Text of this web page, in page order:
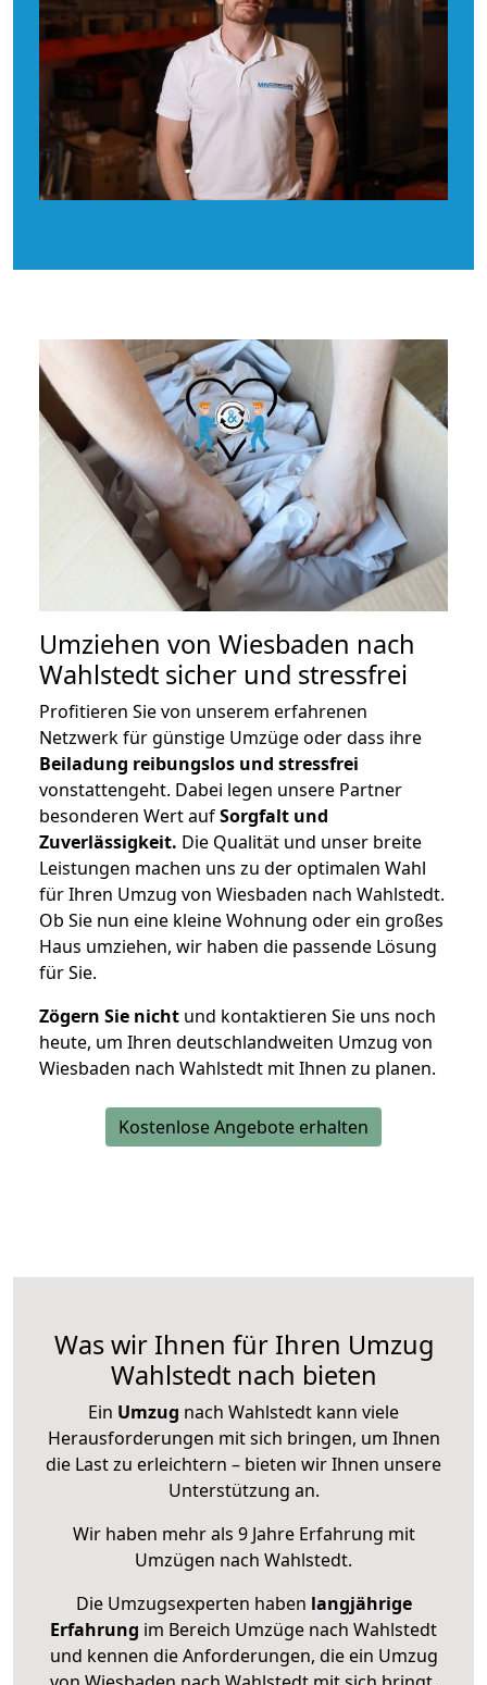
Umziehen von Wiesbaden nach
Wahlstedt sicher und stressfrei
Profitieren Sie von unserem erfahrenen
Netzwerk für günstige Umzüge oder dass ihre
Beiladung reibungslos und stressfrei
vonstattengeht. Dabei legen unsere Partner
besonderen Wert aufSorgfalt und
Zuverlässigkeit. Die Qualität und unser breite
Leistungen machen uns zu der optimalen Wahl
für Ihren Umzug von Wiesbaden nach Wahlstedt.
Ob Sie nun eine kleine Wohnung oder ein großes
Haus umziehen, wir haben die passende Lösung
für Sie.
Zögern Sie nicht und kontaktieren Sie uns noch
heute, um Ihren deutschlandweiten Umzug von
Wiesbaden nach Wahlstedt mit Ihnen zu planen.
Kostenlose Angebote erhalten
Was wir Ihnen für Ihren Umzug
Wahlstedt nach bieten
Ein Umzug nach Wahlstedt kann viele
Herausforderungen mit sich bringen, um Ihnen
die Last zu erleichtern – bieten wir Ihnen unsere
Unterstützung an.
Wir haben mehr als 9 Jahre Erfahrung mit
Umzügen nach Wahlstedt.
Die Umzugsexperten haben langjährige
Erfahrung im Bereich Umzüge nach Wahlstedt
und kennen die Anforderungen, die ein Umzug